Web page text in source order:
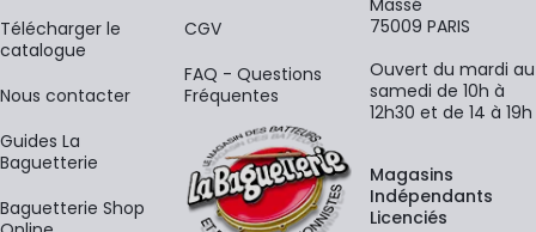
​Télécharger le
catalogue
Nous contacter
Guides La
Baguetterie
Baguetterie Shop
CGV
FAQ - Questions
Fréquentes
75009 PARIS
Ouvert du mardi au
samedi de 10h à
12h30 et de 14 à 19h
Magasins
Indépendants
Licenciés